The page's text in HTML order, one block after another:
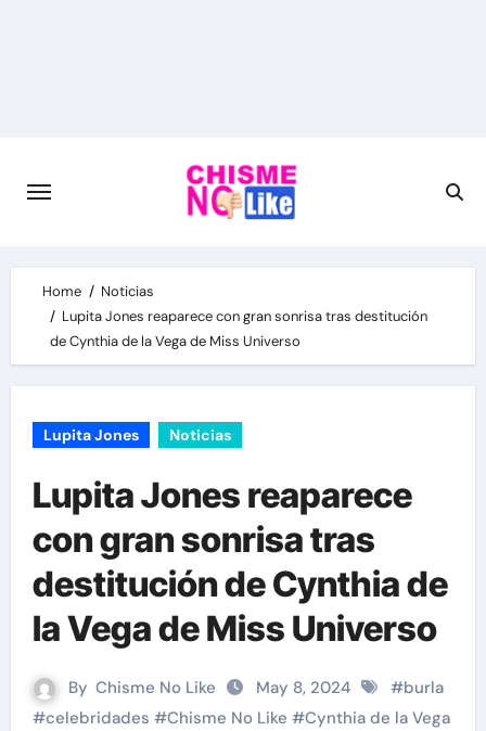
Home
Noticias
Lupita Jones reaparece con gran sonrisa tras destitución
de Cynthia de la Vega de Miss Universo
Lupita Jones Noticias
Lupita Jones reaparece
con gran sonrisa tras
destitución de Cynthia de
la Vega de Miss Universo
By Chisme No Like May 8, 2024 #burla
#celebridades #Chisme No Like #Cynthia de la Vega